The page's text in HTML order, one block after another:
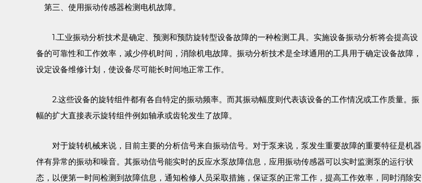
第三、使用振动传感器检测电机故障。
1.工业振动分析技术是确定、预测和预防旋转型设备故障的一种检测工具。实施设备振动分析将会提高设
备的可靠性和工作效率，减少停机时间，消除机电故障。振动分析技术是全球通用的工具用于确定设备故障，
设定设备维修计划，使设备尽可能长时间地正常工作。
2.这些设备的旋转组件都有各自特定的振动频率。而其振动幅度则代表该设备的工作情况或工作质量。振
幅的扩大直接表示旋转组件例如轴承或齿轮发生了故障。
对于旋转机械来说，目前主要的分析信号来自振动信号。对于泵来说，泵发生重要故障的重要特征是机器
伴有异常的振动和噪音。其振动信号能实时的反应水泵故障信息，应用振动传感器可以实时监测泵的运行状
态，以便第一时间检测到故障信息，通知检修人员采取措施，保证泵的正常工作，提高工作效率，同时消除安